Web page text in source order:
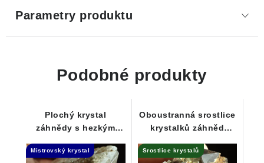
Parametry produktu
Podobné produkty
Plochý krystal
záhnědy s hezkým
Mistrovský krystal
Oboustranná srostlice
krystalků záhněd
stříbrné slídy - Isis
Srostlice krystalů